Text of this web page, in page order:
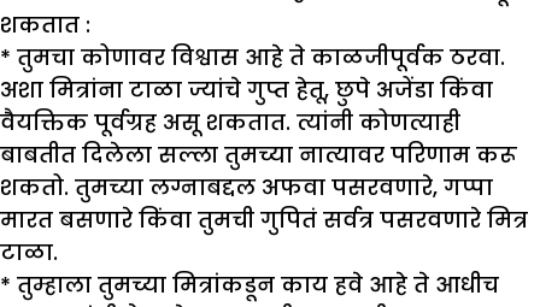
शकतात :
* तुमचा कोणावर विश्वास आहे ते काळजीपूर्वक ठरवा.
अशा मित्रांना टाळा ज्यांचे गुप्त हेतू, छुपे अजेंडा किंवा
वैयक्तिक पूर्वग्रह असू शकतात. त्यांनी कोणत्याही
बाबतीत दिलेला सल्ला तुमच्या नात्यावर परिणाम करू
शकतो. तुमच्या लग्नाबद्दल अफवा पसरवणारे, गप्पा
मारत बसणारे किंवा तुमची गुपितं सर्वत्र पसरवणारे मित्र
टाळा.
* तुम्हाला तुमच्या मित्रांकडून काय हवे आहे ते आधीच